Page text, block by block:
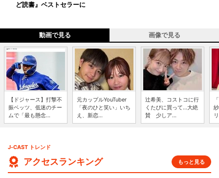
ど読書』ベストセラーに
動画で見る 画像で見る
【ドジャース】打撃不
振ベッツ、低迷のチー
ムで「最も懸念...
元カップルYouTuber
「夜のひと笑い」いち
え、新恋...
辻希美、コストコに行
くたびに買って...大絶
賛 少しア...
J-CAST トレンド
アクセスランキング もっと見る